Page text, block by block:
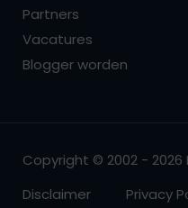
Partners
Vacatures
Blogger worden
Copyright © 2002 -
Disclaimer
Privacy